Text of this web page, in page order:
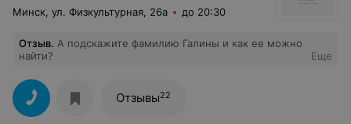
Минск, ул. Физкультурная, 26а до 20:30
Отзыв. А подскажите фамилию Галины и как ее можно
найти?
Еще
Отзывы22